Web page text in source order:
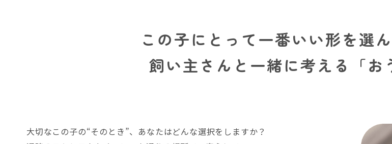
この子にとって一番いい形を選
飼い主さんと一緒に考える「お
大切なこの子の“そのとき”、あなたはどんな選択をしますか？